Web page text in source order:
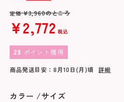
定価 ¥3,960のところ
¥2,772 税込
28 ポイント獲得
商品発送目安： 8月10日(月)頃 詳細
カラー サイズ